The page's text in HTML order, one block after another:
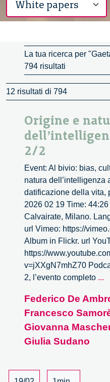
La tua ricerca per
794 risultati
12 risultati di 794
Origine e
2/2
Event: Al bivio: bias,
natura dell’intelligenza
datificazione della vita,
2026 02 19 Time:
Calvairate, Milano.
url Vimeo: https://
Album in Flickr. url
https://
v=jXXgN7mhZ70
2, l’evento completo ...
Federico De
Francesco
Giovanna
Giulia Sudano